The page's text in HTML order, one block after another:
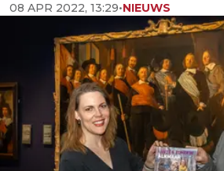
08 APR 2022, 13:29•NIEUWS